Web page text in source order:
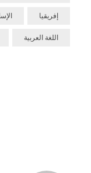
إفريقيا
اللغة العربية